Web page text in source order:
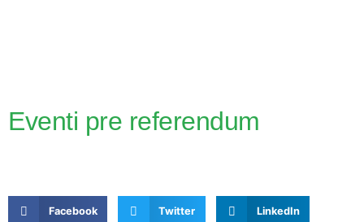
Eventi pre referendum
Facebook Twitter LinkedIn